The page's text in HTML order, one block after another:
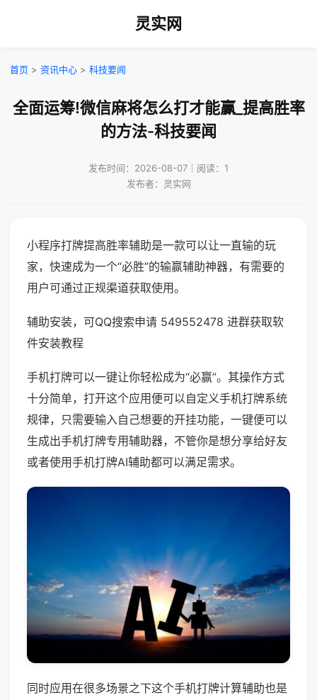
灵实网
首页 > 资讯中心 > 科技要闻
全面运筹!微信麻将怎么打才能赢_提高胜率
的方法-科技要闻
发布时间：2026-08-07｜阅读：1
发布者：灵实网
小程序打牌提高胜率辅助是一款可以让一直输的玩
家，快速成为一个“必胜”的输赢辅助神器，有需要的
用户可通过正规渠道获取使用。
辅助安装，可QQ搜索申请 549552478 进群获取软
件安装教程
手机打牌可以一键让你轻松成为“必赢”。其操作方式
十分简单，打开这个应用便可以自定义手机打牌系统
规律，只需要输入自己想要的开挂功能，一键便可以
生成出手机打牌专用辅助器，不管你是想分享给好友
或者使用手机打牌AI辅助都可以满足需求。
同时应用在很多场景之下这个手机打牌计算辅助也是